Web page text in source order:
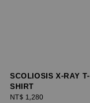
SCOLIOSIS X-RAY T-
SHIRT
Regular
NT$ 1,280